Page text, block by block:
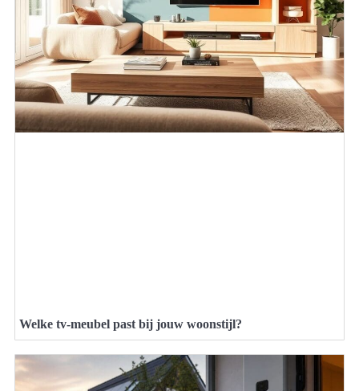
Welke tv-meubel past bij jouw woonstijl?